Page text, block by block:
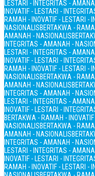
LESTARI - INTEGRITAS -
INOVATIF - LESTARI -
RAMAH - INOVATIF - LESTARI -
NASIONALISBERTAKWA -
AMANAH - NASIONALIS
INTEGRITAS - AMANAH -
LESTARI - INTEGRITAS -
INOVATIF - LESTARI -
RAMAH - INOVATIF - LESTARI -
NASIONALISBERTAKWA -
AMANAH - NASIONALIS
INTEGRITAS - AMANAH -
LESTARI - INTEGRITAS -
INOVATIF - LESTARI -
BERTAKWA - RAMAH -
NASIONALISBERTAKWA -
AMANAH - NASIONALIS
INTEGRITAS - AMANAH -
LESTARI - INTEGRITAS -
INOVATIF - LESTARI -
RAMAH - INOVATIF - LESTARI -